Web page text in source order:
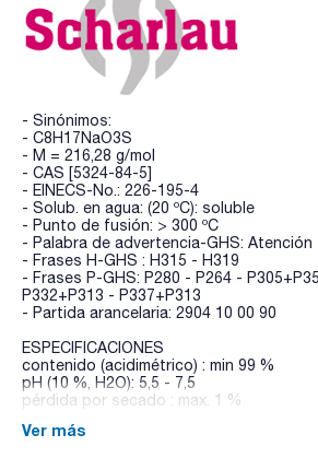
- Sinónimos:
- C8H17NaO3S
- M = 216,28 g/mol
- CAS [5324-84-5]
- EINECS-No.: 226-195-4
- Solub. en agua: (20 ºC): soluble
- Punto de fusión: > 300 ºC
- Palabra de advertencia-GHS: Atención
- Frases H-GHS : H315 - H319
- Frases P-GHS: P280 - P264 -
P332+P313 - P337+P313
- Partida arancelaria: 2904 10 00 90
ESPECIFICACIONES
contenido (acidimétrico) : min 99 %
pH (10 %, H2O): 5,5 - 7,5
pérdida por secado : max. 1 %
a 254 nm: max. 0,045 AU
Ver más